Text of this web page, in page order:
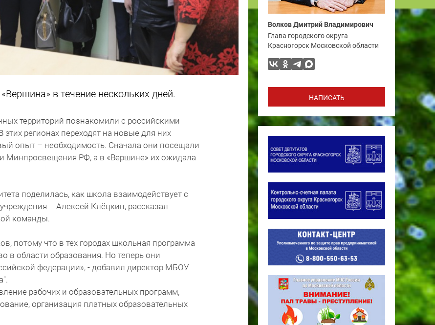
в течение нескольких дней.
территорий познакомили с российскими
регионах переходят на новые для них
опыт – необходимость. Сначала они посещали
Минпросвещения РФ, а в «Вершине» их ожидала
поделилась, как школа взаимодействует с
– Алексей Клёцкин, рассказал
команды.
потому что в тех городах школьная программа
в области образования. Но теперь они
федерации», - добавил директор МБОУ
рабочих и образовательных программ,
организация платных образовательных
Волков Дмитрий Владимирович
Глава городского округа
Красногорск Московской области
НАПИСАТЬ